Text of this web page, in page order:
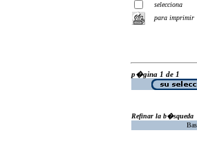
selecciona
para imprimir
p�gina 1 de 1
Refinar la b�squeda